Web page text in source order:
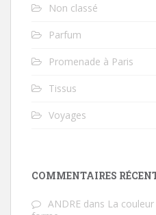
Non classé
Parfum
Promenade à Paris
Tissus
Voyages
COMMENTAIRES
ANDRE dans La